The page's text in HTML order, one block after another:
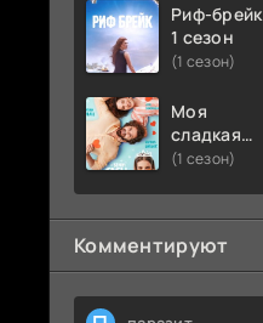
Риф-брейк
1 сезон
(1 сезон)
Моя
сладкая
ложь 1
(1 сезон)
Комментируют